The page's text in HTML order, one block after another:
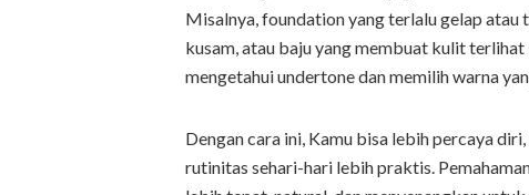
Misalnya, foundation yang terlalu gelap
kusam, atau baju yang membuat kulit
mengetahui undertone dan memilih warna
Dengan cara ini, Kamu bisa lebih percaya
rutinitas sehari-hari lebih praktis.